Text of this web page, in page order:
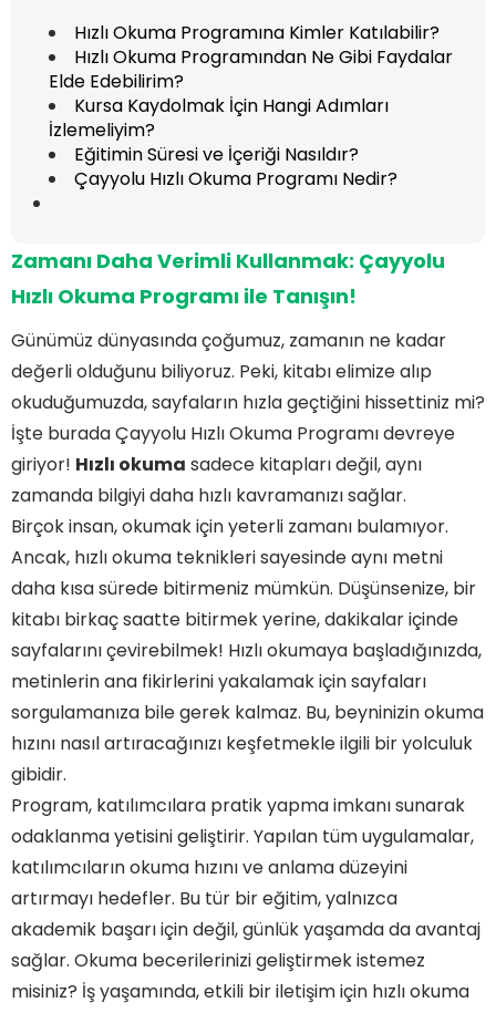
Hızlı Okuma Programına Kimler Katılabilir?
Hızlı Okuma Programından Ne Gibi Faydalar
Elde Edebilirim?
Kursa Kaydolmak İçin Hangi Adımları
İzlemeliyim?
Eğitimin Süresi ve İçeriği Nasıldır?
Çayyolu Hızlı Okuma Programı Nedir?
Zamanı Daha Verimli Kullanmak: Çayyolu
Hızlı Okuma Programı ile Tanışın!
Günümüz dünyasında çoğumuz, zamanın ne kadar
değerli olduğunu biliyoruz. Peki, kitabı elimize alıp
okuduğumuzda, sayfaların hızla geçtiğini hissettiniz mi?
İşte burada Çayyolu Hızlı Okuma Programı devreye
giriyor! Hızlı okuma sadece kitapları değil, aynı
zamanda bilgiyi daha hızlı kavramanızı sağlar.
Birçok insan, okumak için yeterli zamanı bulamıyor.
Ancak, hızlı okuma teknikleri sayesinde aynı metni
daha kısa sürede bitirmeniz mümkün. Düşünsenize, bir
kitabı birkaç saatte bitirmek yerine, dakikalar içinde
sayfalarını çevirebilmek! Hızlı okumaya başladığınızda,
metinlerin ana fikirlerini yakalamak için sayfaları
sorgulamanıza bile gerek kalmaz. Bu, beyninizin okuma
hızını nasıl artıracağınızı keşfetmekle ilgili bir yolculuk
gibidir.
Program, katılımcılara pratik yapma imkanı sunarak
odaklanma yetisini geliştirir. Yapılan tüm uygulamalar,
katılımcıların okuma hızını ve anlama düzeyini
artırmayı hedefler. Bu tür bir eğitim, yalnızca
akademik başarı için değil, günlük yaşamda da avantaj
sağlar. Okuma becerilerinizi geliştirmek istemez
misiniz? İş yaşamında, etkili bir iletişim için hızlı okuma